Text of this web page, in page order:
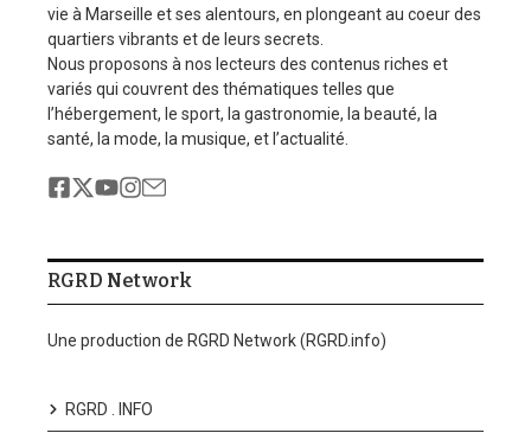
vie à Marseille et ses alentours, en plongeant au coeur des
quartiers vibrants et de leurs secrets.
Nous proposons à nos lecteurs des contenus riches et
variés qui couvrent des thématiques telles que
l’hébergement, le sport, la gastronomie, la beauté, la
santé, la mode, la musique, et l’actualité.
RGRD Network
Une production de RGRD Network (RGRD.info)
RGRD . INFO